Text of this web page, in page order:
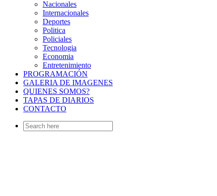
Nacionales
Internacionales
Deportes
Politica
Policiales
Tecnologia
Economia
Entretenimiento
PROGRAMACIÓN
GALERIA DE IMAGENES
QUIENES SOMOS?
TAPAS DE DIARIOS
CONTACTO
Search
for: